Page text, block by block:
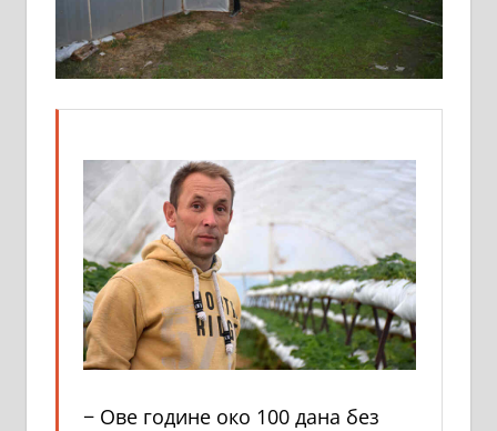
− Ове године око 100 дана без